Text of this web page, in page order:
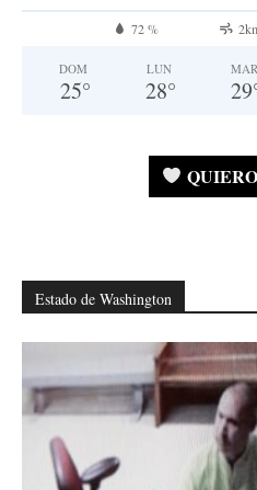
72 %
DOM
25°
LUN
28°
MAR
29
Estado de Washington